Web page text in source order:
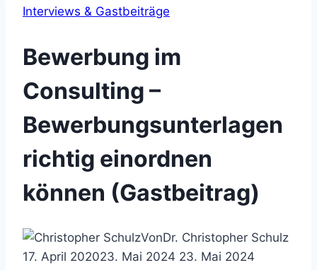
Interviews & Gastbeiträge
Bewerbung im
Consulting –
Bewerbungsunterlagen
richtig einordnen
können (Gastbeitrag)
VonDr. Christopher Schulz
17. April 202023. Mai 2024 23. Mai 2024